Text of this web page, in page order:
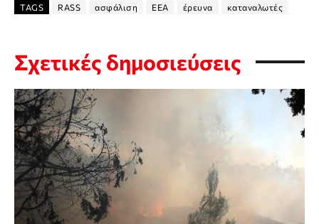
TAGS RASS ασφάλιση ΕΕΑ έρευνα καταναλωτές
Σχετικές δημοσιεύσεις